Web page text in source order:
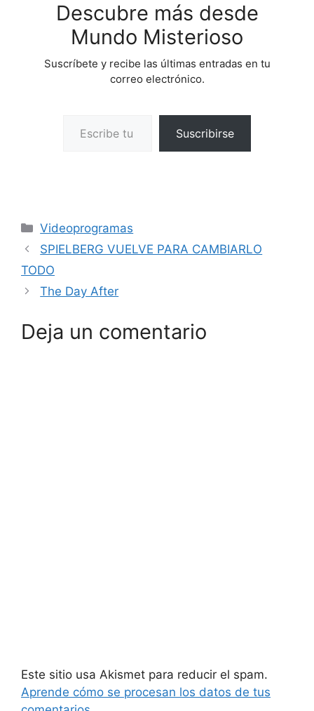
Descubre más desde
Mundo Misterioso
Suscríbete y recibe las últimas entradas en tu
correo electrónico.
Suscribirse
Categorías
Videoprogramas
SPIELBERG VUELVE PARA CAMBIARLO
TODO
The Day After
Deja un comentario
Este sitio usa Akismet para reducir el spam.
Aprende cómo se procesan los datos de tus